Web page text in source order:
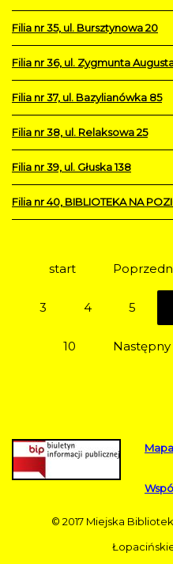
Filia nr 35, ul. Bursztynowa 20
Filia nr 36, ul. Zygmunta Augusta
Filia nr 37, ul. Bazylianówka 85
Filia nr 38, ul. Relaksowa 25
Filia nr 39, ul. Głuska 138
Filia nr 40, BIBLIOTEKA NA
start
3 4 5
10 Następny
© 2017 Miejska